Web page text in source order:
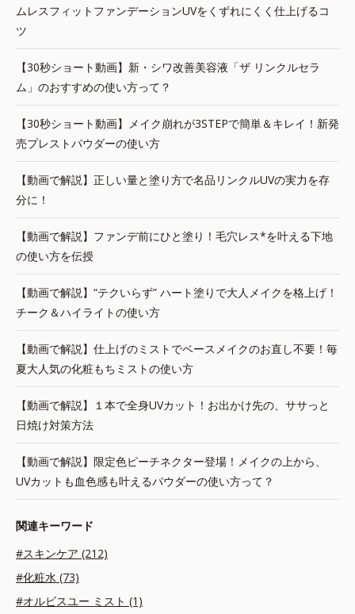
ムレスフィットファンデーションUVをくずれにくく仕上げるコ
ツ
【30秒ショート動画】新・シワ改善美容液「ザ リンクルセラ
ム」のおすすめの使い方って？
【30秒ショート動画】メイク崩れが3STEPで簡単＆キレイ！新発
売プレストパウダーの使い方
【動画で解説】正しい量と塗り方で名品リンクルUVの実力を存
分に！
【動画で解説】ファンデ前にひと塗り！毛穴レス*を叶える下地
の使い方を伝授
【動画で解説】“テクいらず” ハート塗りで大人メイクを格上げ！
チーク＆ハイライトの使い方
【動画で解説】仕上げのミストでベースメイクのお直し不要！毎
夏大人気の化粧もちミストの使い方
【動画で解説】１本で全身UVカット！お出かけ先の、ササっと
日焼け対策方法
【動画で解説】限定色ピーチネクター登場！メイクの上から、
UVカットも血色感も叶えるパウダーの使い方って？
関連キーワード
#スキンケア (212)
#化粧水 (73)
#オルビスユー ミスト (1)